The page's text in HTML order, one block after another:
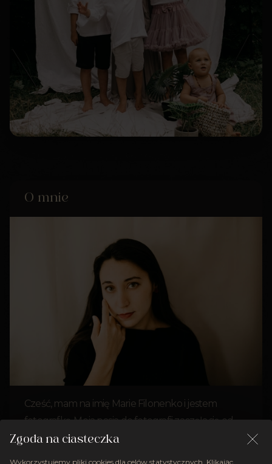
O mnie
Cześć, mam na imię Marie Filonenko i jestem
fotografką. Moja pasja do fotografii zaczęła się od
fotoreportażu, który daje mi nie tylko adrenalinę,
Zgoda na ciasteczka
Wykorzystujemy pliki cookies dla celów statystycznych. Klikając